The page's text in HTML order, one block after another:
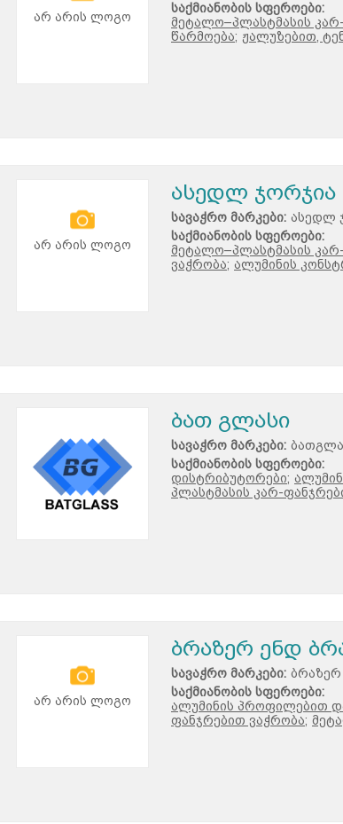
არ არის ლოგო
საქმიანობის სფეროები:
მეტალო–პლასტმასის
წარმოება; ჟალუზებით,
არ არის ლოგო
ასედლ ჯორჯია
სავაჭრო მარკები: ასედლ
საქმიანობის სფეროები:
მეტალო–პლასტმასის
ვაჭრობა; ალუმინის
ბათ გლასი
სავაჭრო მარკები:
საქმიანობის სფეროები:
დისტრიბუტორები;
პლასტმასის კარ-
არ არის ლოგო
ბრაზერ ენდ
სავაჭრო მარკები:
საქმიანობის სფეროები:
ალუმინის პროფილებით
ფანჯრებით ვაჭრობა;